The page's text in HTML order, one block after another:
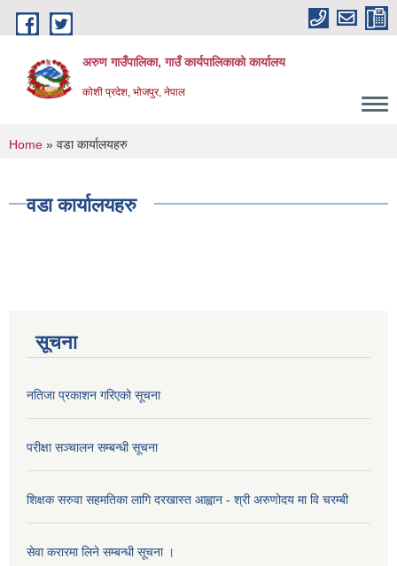
Skip to main content
अरुण गाउँपालिका, गाउँ कार्यपालिकाको कार्यालय
कोशी प्रदेश, भोजपुर, नेपाल
You are here
Home » वडा कार्यालयहरु
वडा कार्यालयहरु
सूचना
नतिजा प्रकाशन गरिएको सूचना
परीक्षा सञ्चालन सम्बन्धी सूचना
शिक्षक सरुवा सहमतिका लागि दरखास्त आह्वान - श्री अरुणोदय मा वि चरम्बी
सेवा करारमा लिने सम्बन्धी सूचना ।